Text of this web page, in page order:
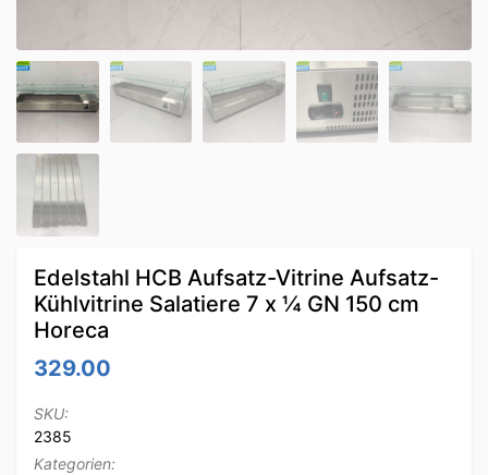
Edelstahl HCB Aufsatz-Vitrine Aufsatz-
Kühlvitrine Salatiere 7 x ¼ GN 150 cm
Horeca
329.00
SKU:
2385
Kategorien: